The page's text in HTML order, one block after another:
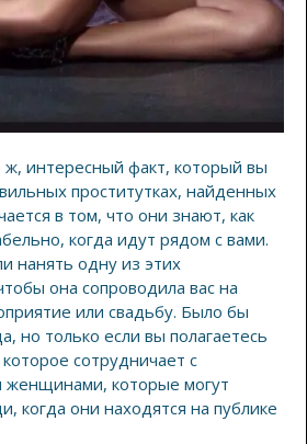
ж, интересный факт, который вы
проститутках, найденных
в том, что они знают, как
когда идут рядом с вами.
нанять одну из этих
она сопроводила вас на
или свадьбу. Было бы
но только если вы полагаетесь
которое сотрудничает с
женщинами, которые могут
когда они находятся на публике